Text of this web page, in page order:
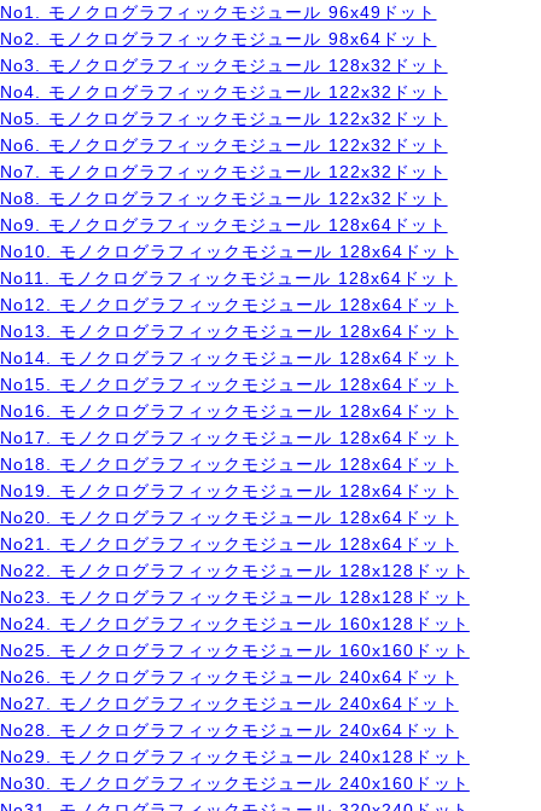
No1. モノクログラフィックモジュール 96x49ドット
No2. モノクログラフィックモジュール 98x64ドット
No3. モノクログラフィックモジュール 128x32ドット
No4. モノクログラフィックモジュール 122x32ドット
No5. モノクログラフィックモジュール 122x32ドット
No6. モノクログラフィックモジュール 122x32ドット
No7. モノクログラフィックモジュール 122x32ドット
No8. モノクログラフィックモジュール 122x32ドット
No9. モノクログラフィックモジュール 128x64ドット
No10. モノクログラフィックモジュール 128x64ドット
No11. モノクログラフィックモジュール 128x64ドット
No12. モノクログラフィックモジュール 128x64ドット
No13. モノクログラフィックモジュール 128x64ドット
No14. モノクログラフィックモジュール 128x64ドット
No15. モノクログラフィックモジュール 128x64ドット
No16. モノクログラフィックモジュール 128x64ドット
No17. モノクログラフィックモジュール 128x64ドット
No18. モノクログラフィックモジュール 128x64ドット
No19. モノクログラフィックモジュール 128x64ドット
No20. モノクログラフィックモジュール 128x64ドット
No21. モノクログラフィックモジュール 128x64ドット
No22. モノクログラフィックモジュール 128x128ドット
No23. モノクログラフィックモジュール 128x128ドット
No24. モノクログラフィックモジュール 160x128ドット
No25. モノクログラフィックモジュール 160x160ドット
No26. モノクログラフィックモジュール 240x64ドット
No27. モノクログラフィックモジュール 240x64ドット
No28. モノクログラフィックモジュール 240x64ドット
No29. モノクログラフィックモジュール 240x128ドット
No30. モノクログラフィックモジュール 240x160ドット